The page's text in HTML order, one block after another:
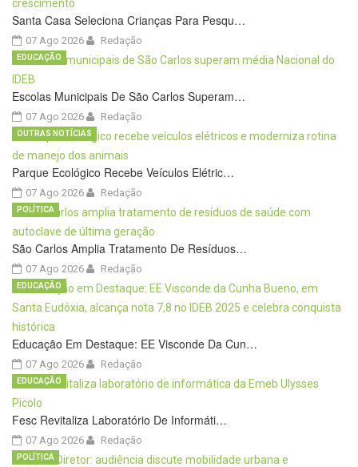
Santa Casa Seleciona Crianças Para Pesqu…
07 Ago 2026 Redação
Escolas Municipais De São Carlos Superam…
07 Ago 2026
EDUCAÇÃO
Redação
Parque Ecológico Recebe Veículos Elétric…
07 Ago 2026
OUTRAS NOTÍCIAS
Redação
São Carlos Amplia Tratamento De Resíduos…
07 Ago 2026
POLÍTICA
Redação
Educação Em Destaque: EE Visconde Da Cun…
07 Ago 2026
EDUCAÇÃO
Redação
Fesc Revitaliza Laboratório De Informáti…
07 Ago 2026
EDUCAÇÃO
Redação
POLÍTICA